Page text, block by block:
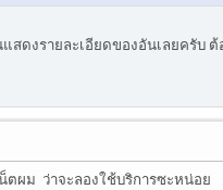
สดงรายละเอียดของอันเลยครับ
ตผม ว่าจะลองใช้บริการซะหน่อย